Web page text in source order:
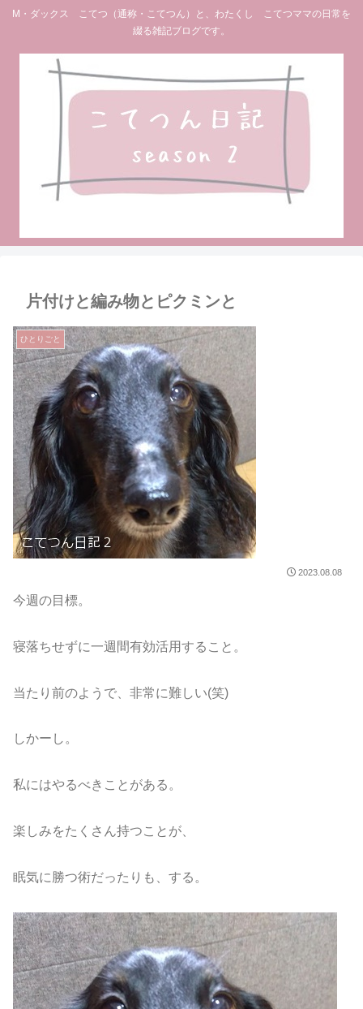
M・ダックス こてつ（通称・こてつん）と、わたくし こてつママの日常を
綴る雑記ブログです。
片付けと編み物とピクミンと
ひとりごと
2023.08.08
今週の目標。
寝落ちせずに一週間有効活用すること。
当たり前のようで、非常に難しい(笑)
しかーし。
私にはやるべきことがある。
楽しみをたくさん持つことが、
眠気に勝つ術だったりも、する。